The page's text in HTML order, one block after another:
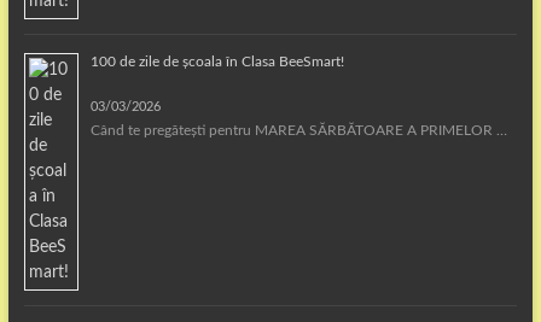
100 de zile de școala în Clasa BeeSmart!
03/03/2026
Când te pregătești pentru MAREA SĂRBĂTOARE A PRIMELOR …